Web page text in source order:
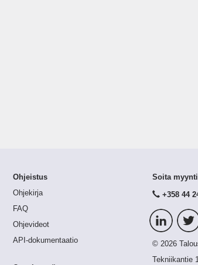
Ohjeistus
Ohjekirja
FAQ
Ohjevideot
API-dokumentaatio
Soita
+358 44
© 2026
Tekniikantie